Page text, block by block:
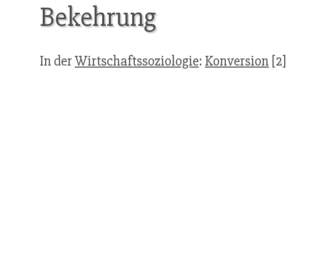
Bekehrung
In derWirtschaftssoziologie: Konversion [2]